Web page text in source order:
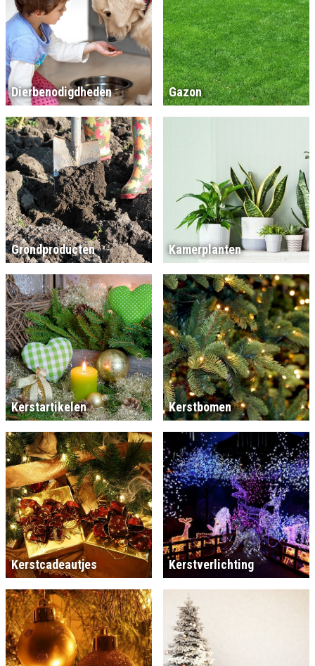
Dierbenodigdheden Gazon
Grondproducten Kamerplanten
Kerstartikelen Kerstbomen
Kerstcadeautjes Kerstverlichting